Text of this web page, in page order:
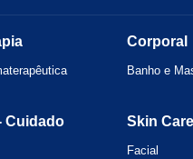
Corporal
Banho e
Cuidado
Skin Care
Facial